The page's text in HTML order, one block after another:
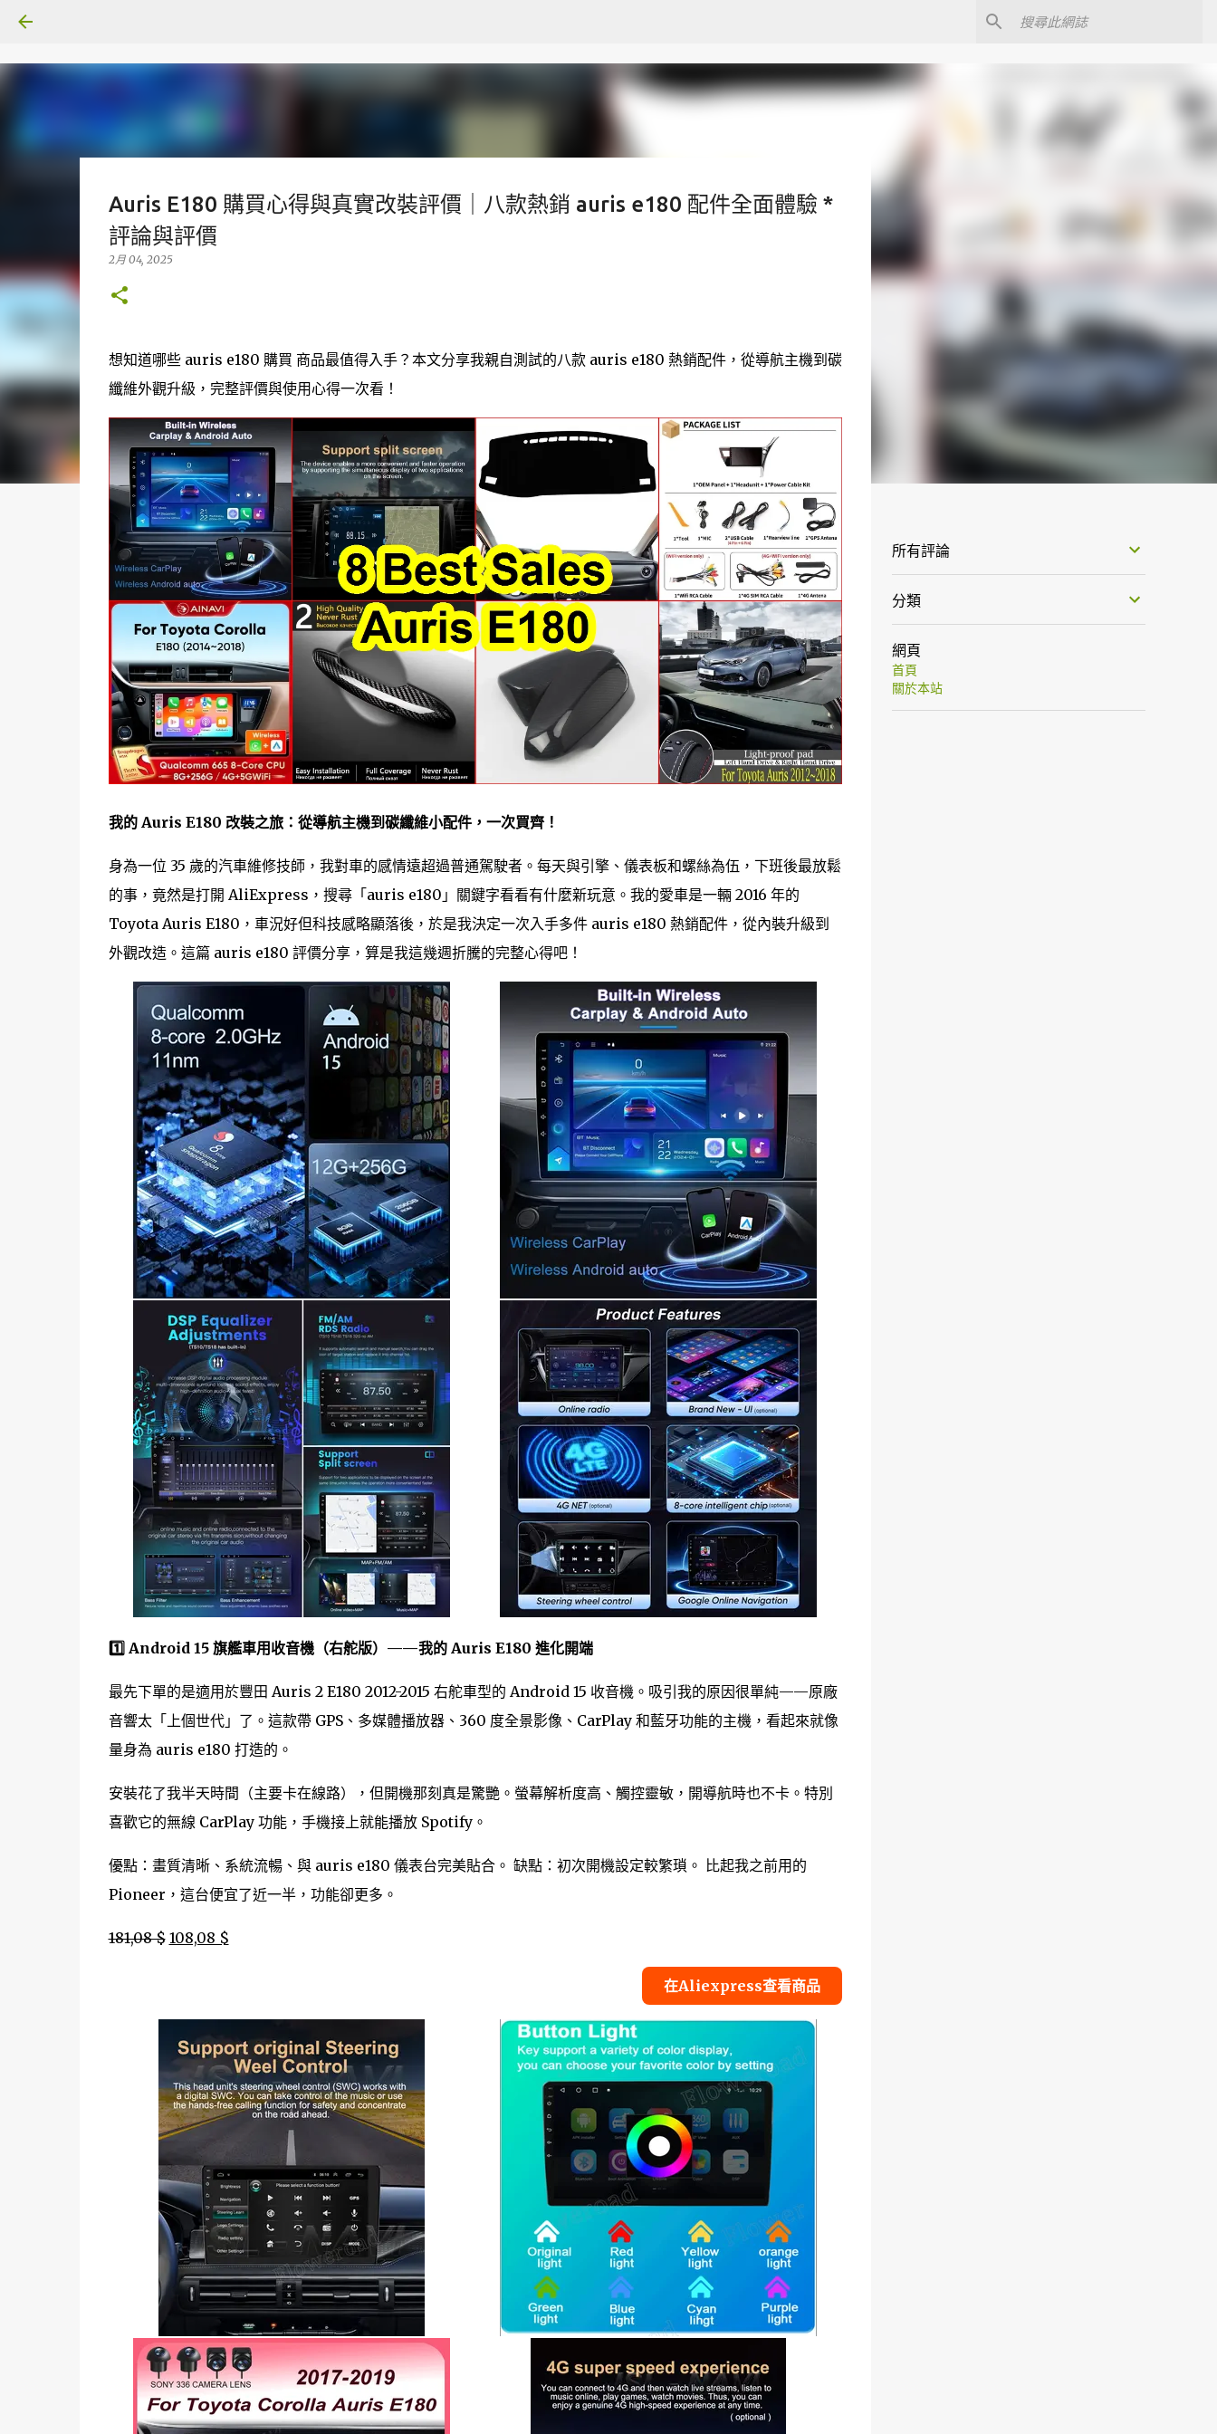
Auris E180 購買心得與真實改裝評價｜八款熱銷 auris e180 配件全面體驗 *
評論與評價
2月 04, 2025
想知道哪些 auris e180 購買 商品最值得入手？本文分享我親自測試的八款 auris e180 熱銷配件，從導航主機到碳
纖維外觀升級，完整評價與使用心得一次看！
我的 Auris E180 改裝之旅：從導航主機到碳纖維小配件，一次買齊！
身為一位 35 歲的汽車維修技師，我對車的感情遠超過普通駕駛者。每天與引擎、儀表板和螺絲為伍，下班後最放鬆
的事，竟然是打開 AliExpress，搜尋「auris e180」關鍵字看看有什麼新玩意。我的愛車是一輛 2016 年的
Toyota Auris E180，車況好但科技感略顯落後，於是我決定一次入手多件 auris e180 熱銷配件，從內裝升級到
外觀改造。這篇 auris e180 評價分享，算是我這幾週折騰的完整心得吧！
1️⃣ Android 15 旗艦車用收音機（右舵版）——我的 Auris E180 進化開端
最先下單的是適用於豐田 Auris 2 E180 2012-2015 右舵車型的 Android 15 收音機。吸引我的原因很單純——原廠
音響太「上個世代」了。這款帶 GPS、多媒體播放器、360 度全景影像、CarPlay 和藍牙功能的主機，看起來就像
量身為 auris e180 打造的。
安裝花了我半天時間（主要卡在線路），但開機那刻真是驚艷。螢幕解析度高、觸控靈敏，開導航時也不卡。特別
喜歡它的無線 CarPlay 功能，手機接上就能播放 Spotify。
優點：畫質清晰、系統流暢、與 auris e180 儀表台完美貼合。 缺點：初次開機設定較繁瑣。 比起我之前用的
Pioneer，這台便宜了近一半，功能卻更多。
181,08 $ 108,08 $
在Aliexpress查看商品
所有評論
分類
網頁
首頁
關於本站